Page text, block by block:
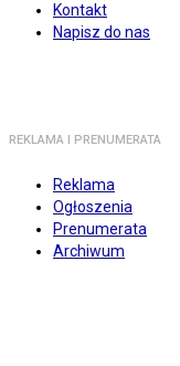
Kontakt
Napisz do nas
REKLAMA I PRENUMERATA
Reklama
Ogłoszenia
Prenumerata
Archiwum